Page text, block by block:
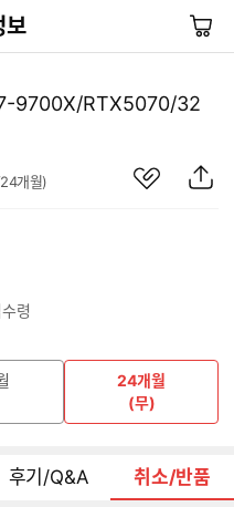
보
장
바
9700X/RTX5070/32
개월)
령
24개월
(무)
후기/Q&A 취소/반품